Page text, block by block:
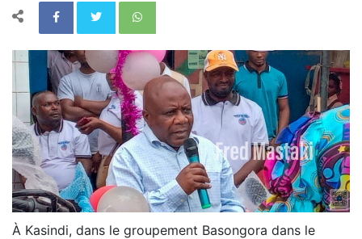
À Kasindi, dans le groupement Basongora dans le